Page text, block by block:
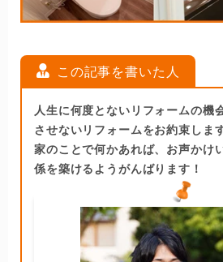
この記事を書いた人
人生に何度とないリフォームの機
させないリフォームをお約束しま
家のことで何かあれば、お声かけ
係を築けるようがんばります！